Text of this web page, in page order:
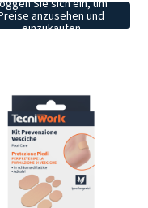
Sie sich ein, um
anzusehen und
einzukaufen